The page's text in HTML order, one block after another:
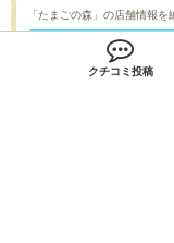
クチコミ投稿
「たまごの森」の店舗情報を